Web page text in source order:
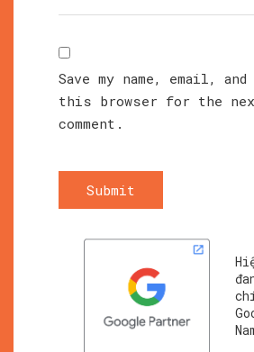
Save my name, email,
this browser for the
comment.
Submit